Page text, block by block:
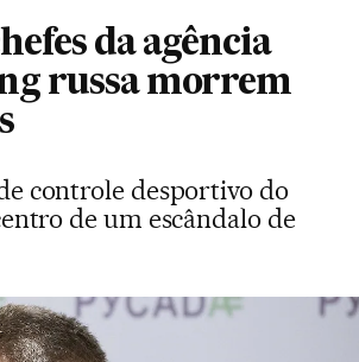
da agência
russa morrem
controle desportivo do
de um escândalo de